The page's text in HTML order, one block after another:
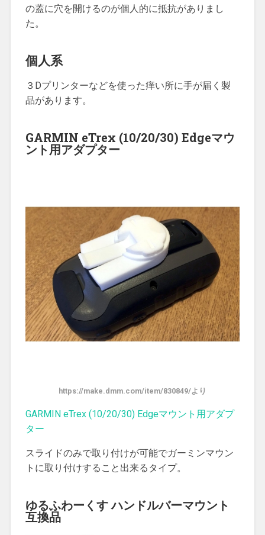
の蓋に穴を開けるのが個人的に抵抗がありまし
た。
個人系
３Dプリンターなどを使った痒い所に手が届く製
品があります。
GARMIN eTrex (10/20/30) Edgeマウ
ント用アダプター
https://make.dmm.com/item/830849/より
GARMIN eTrex (10/20/30) Edgeマウント用アダプ
ター
スライドのみで取り付けが可能でガーミンマウン
トに取り付けすること出来るタイプ。
ゆるふわーくす ハンドルバーマウント
互換品